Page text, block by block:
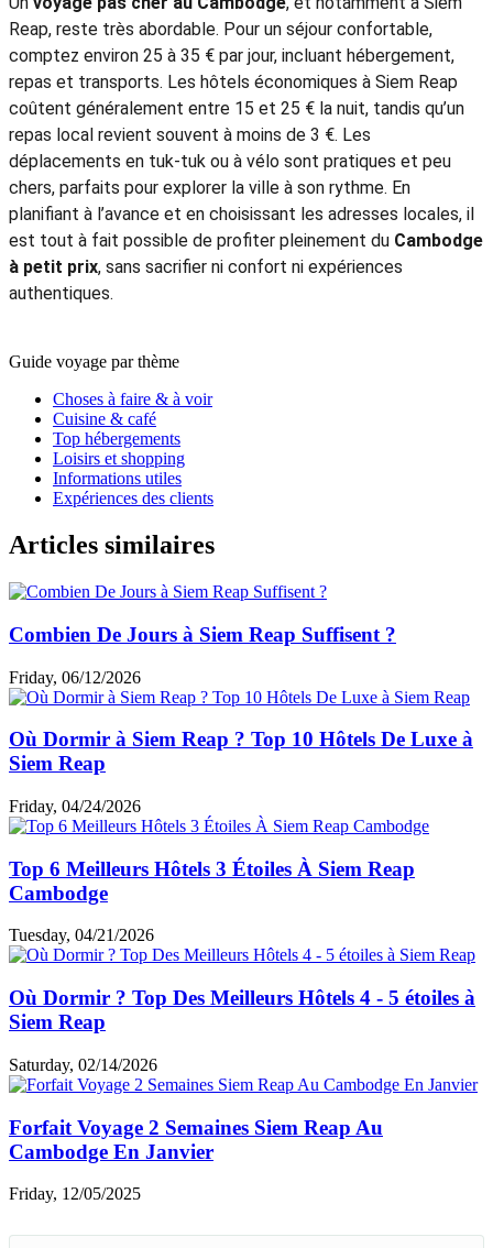
Reap, reste très abordable. Pour un séjour confortable,
comptez environ 25 à 35 € par jour, incluant hébergement,
repas et transports. Les hôtels économiques à Siem Reap
coûtent généralement entre 15 et 25 € la nuit, tandis qu’un
repas local revient souvent à moins de 3 €. Les
déplacements en tuk-tuk ou à vélo sont pratiques et peu
chers, parfaits pour explorer la ville à son rythme. En
planifiant à l’avance et en choisissant les adresses locales, il
est tout à fait possible de profiter pleinement du Cambodge
à petit prix, sans sacrifier ni confort ni expériences
authentiques.
Guide voyage par thème
Choses à faire & à voir
Cuisine & café
Top hébergements
Loisirs et shopping
Informations utiles
Expériences des clients
Articles similaires
Combien De Jours à Siem Reap Suffisent ?
Friday, 06/12/2026
Où Dormir à Siem Reap ? Top 10 Hôtels De Luxe à
Siem Reap
Friday, 04/24/2026
Top 6 Meilleurs Hôtels 3 Étoiles À Siem Reap
Cambodge
Tuesday, 04/21/2026
Où Dormir ? Top Des Meilleurs Hôtels 4 - 5 étoiles à
Siem Reap
Saturday, 02/14/2026
Forfait Voyage 2 Semaines Siem Reap Au
Cambodge En Janvier
Friday, 12/05/2025